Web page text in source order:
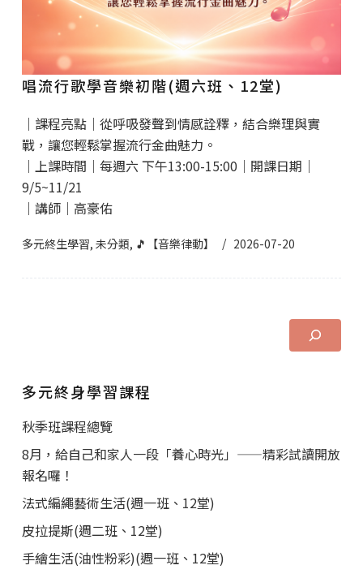
唱流行歌學音樂初階(週六班、12堂)
｜課程亮點｜從呼吸發聲到情感詮釋，結合樂理與實
戰，讓您輕鬆掌握流行金曲魅力。
｜上課時間｜每週六 下午13:00-15:00｜開課日期｜
9/5~11/21
｜講師｜高豪佑
多元終生學習, 未分類, 🎵【音樂律動】 2026-07-20
多元終身學習課程
秋季班課程總覽
8月，給自己和家人一段「養心時光」——精彩試讀開放
報名囉！
法式編繩藝術生活(週一班、12堂)
皮拉提斯(週二班、12堂)
手繪生活(油性粉彩)(週一班、12堂)